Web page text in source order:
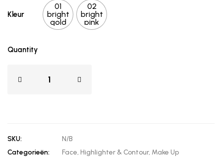
Kleur
01
bright
gold
02
bright
pink
Quantity
SKU:
N/B
Categorieën:
Face, Highlighter & Contour, Make Up